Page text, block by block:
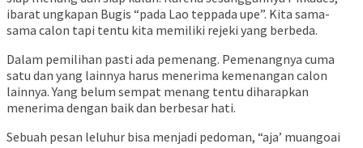
ibarat ungkapan Bugis “pada Lao teppada upe”. Kita sama-
sama calon tapi tentu kita memiliki rejeki yang berbeda.
Dalam pemilihan pasti ada pemenang. Pemenangnya cuma
satu dan yang lainnya harus menerima kemenangan calon
lainnya. Yang belum sempat menang tentu diharapkan
menerima dengan baik dan berbesar hati.
Sebuah pesan leluhur bisa menjadi pedoman, “aja’ muangoai